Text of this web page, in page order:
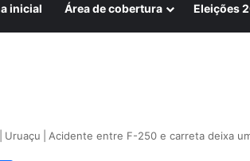
inicial Área de cobertura Eleições
Uruaçu Acidente entre F-250 e carreta deixa